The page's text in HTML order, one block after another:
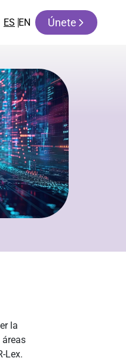
ES EN Únete
la
Lex.